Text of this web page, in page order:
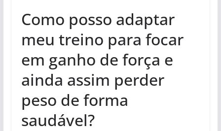
Como posso adaptar
meu treino para focar
em ganho de força e
ainda assim perder
peso de forma
saudável?